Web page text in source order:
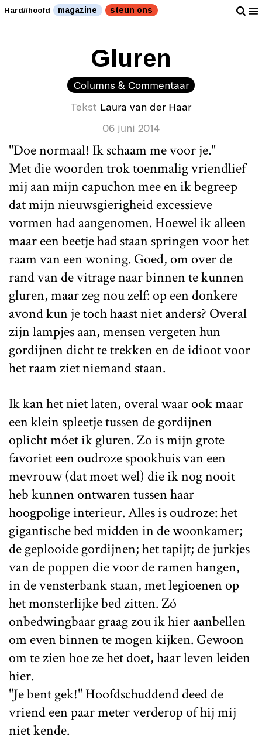
Hard//hoofd magazine steun ons
Gluren
Columns & Commentaar
Tekst Laura van der Haar
06 juni 2014
"Doe normaal! Ik schaam me voor je."
Met die woorden trok toenmalig vriendlief
mij aan mijn capuchon mee en ik begreep
dat mijn nieuwsgierigheid excessieve
vormen had aangenomen. Hoewel ik alleen
maar een beetje had staan springen voor het
raam van een woning. Goed, om over de
rand van de vitrage naar binnen te kunnen
gluren, maar zeg nou zelf: op een donkere
avond kun je toch haast niet anders? Overal
zijn lampjes aan, mensen vergeten hun
gordijnen dicht te trekken en de idioot voor
het raam ziet niemand staan.
Ik kan het niet laten, overal waar ook maar
een klein spleetje tussen de gordijnen
oplicht móet ik gluren. Zo is mijn grote
favoriet een oudroze spookhuis van een
mevrouw (dat moet wel) die ik nog nooit
heb kunnen ontwaren tussen haar
hoogpolige interieur. Alles is oudroze: het
gigantische bed midden in de woonkamer;
de geplooide gordijnen; het tapijt; de jurkjes
van de poppen die voor de ramen hangen,
in de vensterbank staan, met legioenen op
het monsterlijke bed zitten. Zó
onbedwingbaar graag zou ik hier aanbellen
om even binnen te mogen kijken. Gewoon
om te zien hoe ze het doet, haar leven leiden
hier.
"Je bent gek!" Hoofdschuddend deed de
vriend een paar meter verderop of hij mij
niet kende.